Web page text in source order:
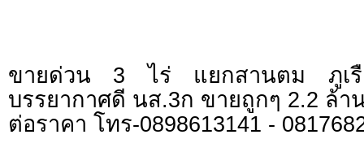
ขายด่วน 3 ไร่ แยกสานตม ภูเรื
บรรยากาศดี นส.3ก ขายถูกๆ 2.2 ล้า
ต่อราคา โทร-0898613141 -